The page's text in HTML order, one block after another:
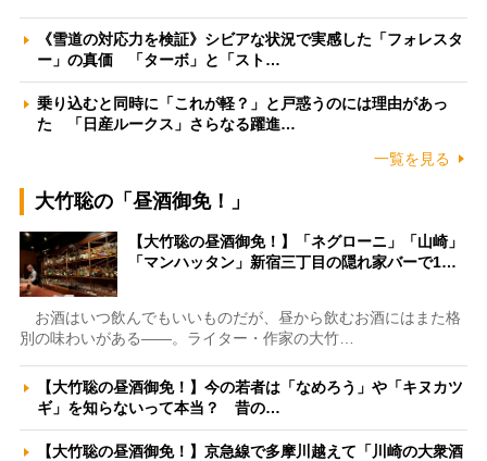
《雪道の対応力を検証》シビアな状況で実感した「フォレスタ
ー」の真価 「ターボ」と「スト…
乗り込むと同時に「これが軽？」と戸惑うのには理由があっ
た 「日産ルークス」さらなる躍進…
一覧を見る
大竹聡の「昼酒御免！」
【大竹聡の昼酒御免！】「ネグローニ」「山崎」
「マンハッタン」新宿三丁目の隠れ家バーで1…
お酒はいつ飲んでもいいものだが、昼から飲むお酒にはまた格
別の味わいがある――。ライター・作家の大竹…
【大竹聡の昼酒御免！】今の若者は「なめろう」や「キヌカツ
ギ」を知らないって本当？ 昔の…
【大竹聡の昼酒御免！】京急線で多摩川越えて「川崎の大衆酒